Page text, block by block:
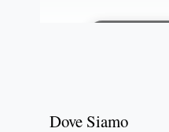
Dove Siamo